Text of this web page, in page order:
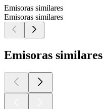
Emisoras similares
Emisoras similares
Emisoras similares